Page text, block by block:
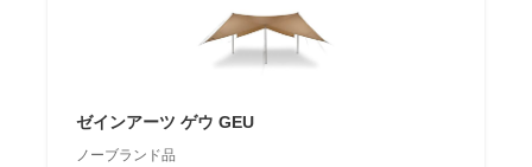
ゼインアーツ ゲウ GEU
ノーブランド品